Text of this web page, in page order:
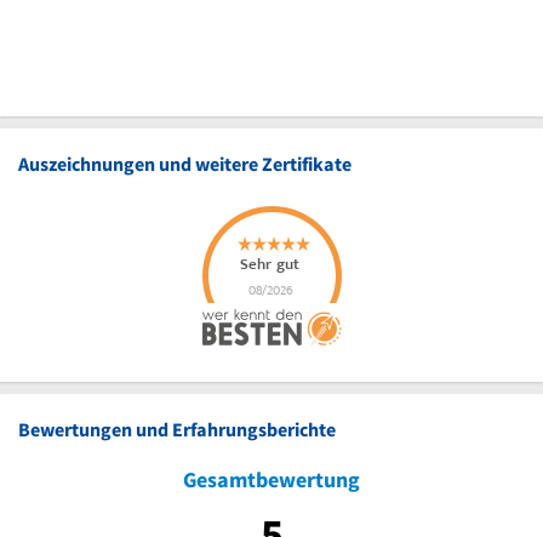
Auszeichnungen und weitere Zertifikate
Bewertungen und Erfahrungsberichte
Gesamtbewertung